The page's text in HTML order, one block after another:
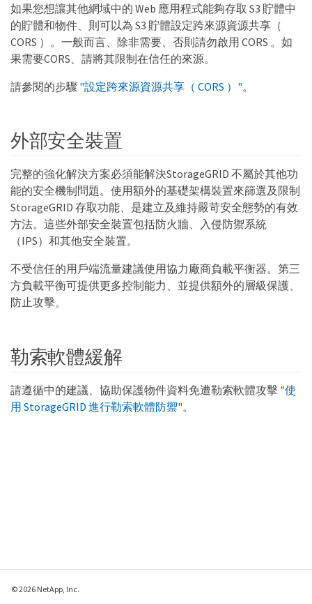
如果您想讓其他網域中的 Web 應用程式能夠存取 S3 貯體中
的貯體和物件、則可以為 S3 貯體設定跨來源資源共享（
CORS ）。一般而言、除非需要、否則請勿啟用 CORS 。如
果需要CORS、請將其限制在信任的來源。
請參閱的步驟 "設定跨來源資源共享（ CORS ）"。
外部安全裝置
完整的強化解決方案必須能解決StorageGRID 不屬於其他功
能的安全機制問題。使用額外的基礎架構裝置來篩選及限制
StorageGRID 存取功能、是建立及維持嚴苛安全態勢的有效
方法。這些外部安全裝置包括防火牆、入侵防禦系統
（IPS）和其他安全裝置。
不受信任的用戶端流量建議使用協力廠商負載平衡器。第三
方負載平衡可提供更多控制能力、並提供額外的層級保護、
防止攻擊。
勒索軟體緩解
請遵循中的建議、協助保護物件資料免遭勒索軟體攻擊 "使
用 StorageGRID 進行勒索軟體防禦"。
© 2026 NetApp, Inc.